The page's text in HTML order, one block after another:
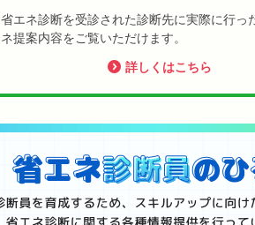
省エネ診断を受診された診断先に実際に行っ
ネ提案内容をご覧いただけます。
詳しくはこちら